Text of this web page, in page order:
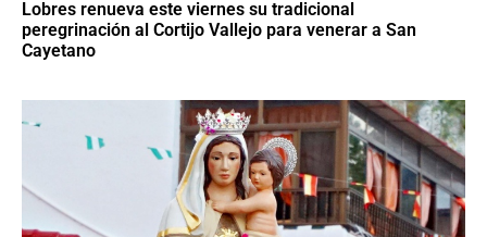
Lobres renueva este viernes su tradicional
peregrinación al Cortijo Vallejo para venerar a San
Cayetano